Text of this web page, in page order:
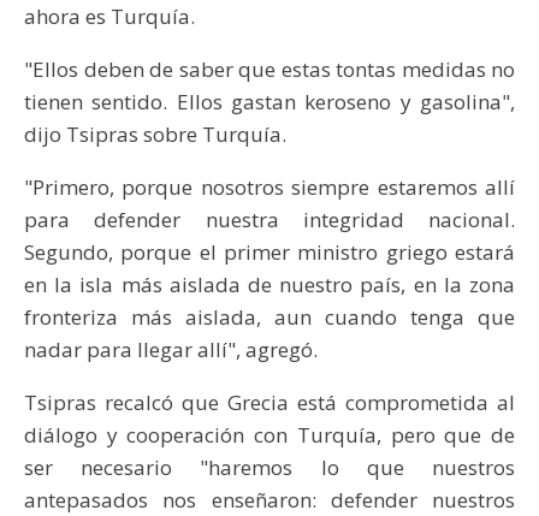
ahora es Turquía.
"Ellos deben de saber que estas tontas medidas no
tienen sentido. Ellos gastan keroseno y gasolina",
dijo Tsipras sobre Turquía.
"Primero, porque nosotros siempre estaremos allí
para defender nuestra integridad nacional.
Segundo, porque el primer ministro griego estará
en la isla más aislada de nuestro país, en la zona
fronteriza más aislada, aun cuando tenga que
nadar para llegar allí", agregó.
Tsipras recalcó que Grecia está comprometida al
diálogo y cooperación con Turquía, pero que de
ser necesario "haremos lo que nuestros
antepasados nos enseñaron: defender nuestros